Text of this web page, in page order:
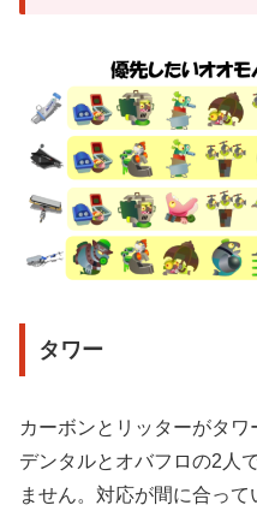
タワー
カーボンとリッターがタ
デンタルとオバフロの2人
ません。対応が間に合っ